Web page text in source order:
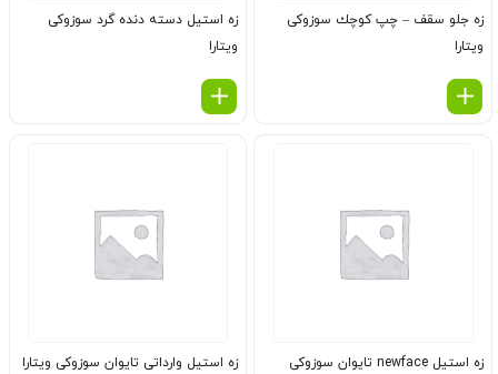
زه جلو سقف – چپ كوچك سوزوکی
ویتارا
زه استیل دسته دنده گرد سوزوکی
ویتارا
زه استیل newface تایوان سوزوکی
زه استیل وارداتی تایوان سوزوکی ویتارا